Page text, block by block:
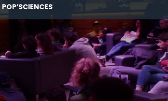
POP’SCIENCES